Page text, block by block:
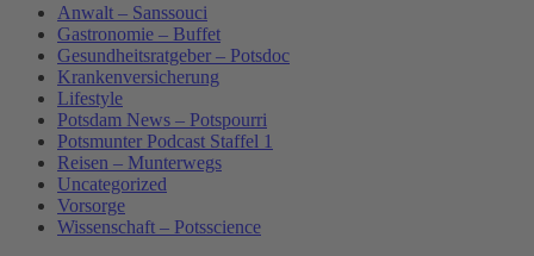
Anwalt – Sanssouci
Gastronomie – Buffet
Gesundheitsratgeber – Potsdoc
Krankenversicherung
Lifestyle
Potsdam News – Potspourri
Potsmunter Podcast Staffel 1
Reisen – Munterwegs
Uncategorized
Vorsorge
Wissenschaft – Potsscience